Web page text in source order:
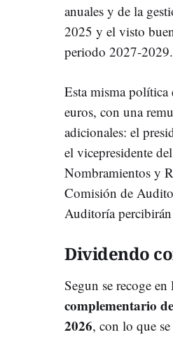
anuales y de la
2025 y el visto
periodo 2027-2029.
Esta misma política
euros, con una
adicionales: el
el vicepresidente
Nombramientos y
Comisión de
Auditoría
Dividendo
Segun se recoge
complementario
2026, con lo que